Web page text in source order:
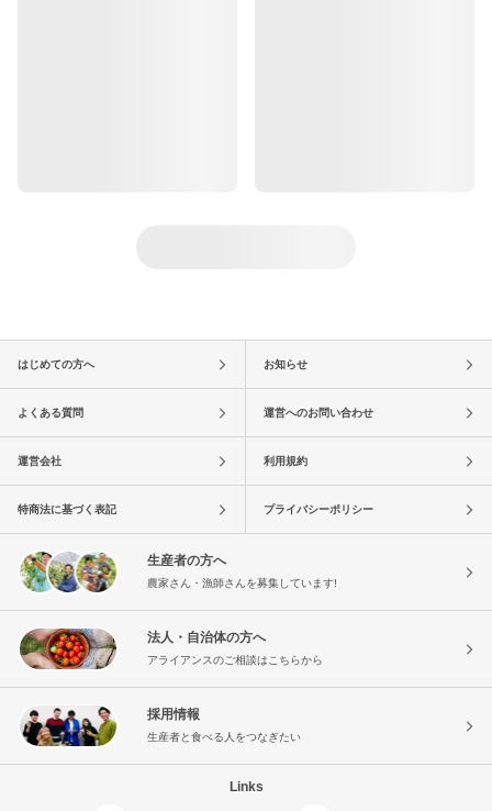
はじめての方へ お知らせ
よくある質問 運営へのお問い合わせ
運営会社 利用規約
特商法に基づく表記 プライバシーポリシー
生産者の方へ
農家さん・漁師さんを募集しています!
法人・自治体の方へ
アライアンスのご相談はこちらから
採用情報
生産者と食べる人をつなぎたい
Links